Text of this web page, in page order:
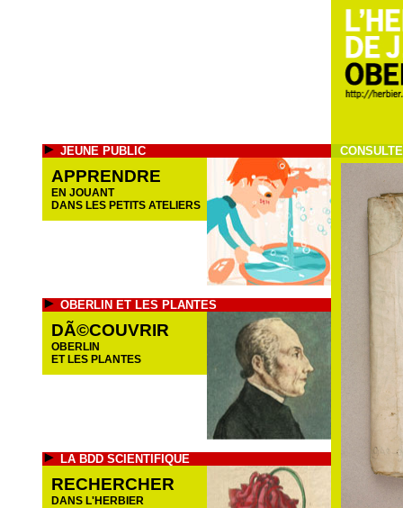
JEUNE PUBLIC
APPRENDRE
EN JOUANT
DANS LES PETITS ATELIERS
OBERLIN ET LES PLANTES
DÃ©COUVRIR
OBERLIN
ET LES PLANTES
LA BDD SCIENTIFIQUE
RECHERCHER
DANS L'HERBIER